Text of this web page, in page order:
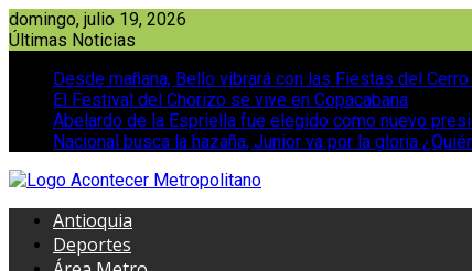
Saltar
al
domingo, julio 19, 2026
Últimas Noticias
Desde mañana, Bello vibrará con las Fiestas del
El Festival del Chorizo se vive en Copacabana
Abelardo de la Espriella fue elegido como nuevo
Nacional busca la hazaña, Junior va por la gloria
Antioquia
Deportes